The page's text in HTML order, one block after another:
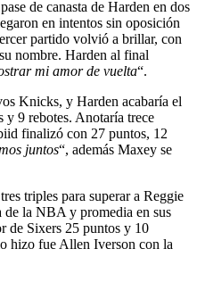
de canasta de Harden en dos
en intentos sin oposición
partido volvió a brillar, con
nombre. Harden al final
mi amor de vuelta“.
Knicks, y Harden acabaría el
y 9 rebotes. Anotaría trece
finalizó con 27 puntos, 12
juntos“, además Maxey se
triples para superar a Reggie
la NBA y promedia en sus
de Sixers 25 puntos y 10
hizo fue Allen Iverson con la